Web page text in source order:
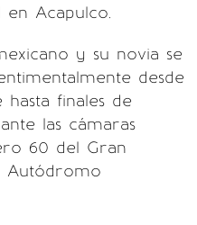
en Acapulco.
y su novia se
desde
finales de
las cámaras
60 del Gran
Autódromo